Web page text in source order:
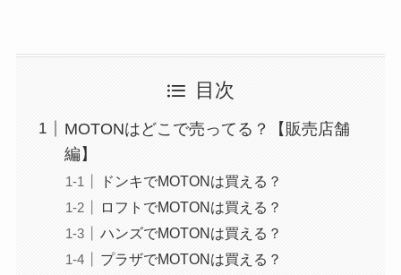
目次
MOTONはどこで売ってる？【販売店舗
編】
ドンキでMOTONは買える？
ロフトでMOTONは買える？
ハンズでMOTONは買える？
プラザでMOTONは買える？